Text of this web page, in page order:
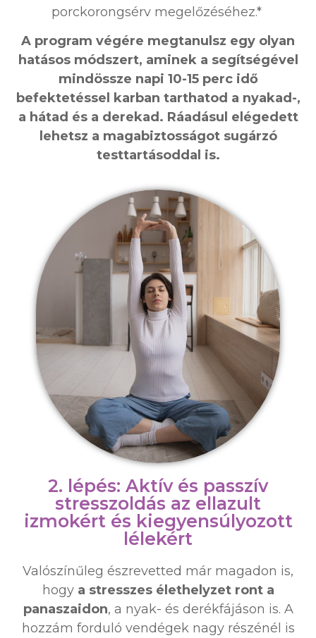
porckorongsérv megelőzéséhez.*
A program végére megtanulsz egy olyan
hatásos módszert, aminek a segítségével
mindössze napi 10-15 perc idő
befektetéssel karban tarthatod a nyakad-,
a hátad és a derekad. Ráadásul elégedett
lehetsz a magabiztosságot sugárzó
testtartásoddal is.
2. lépés: Aktív és passzív
stresszoldás az ellazult
izmokért és kiegyensúlyozott
lélekért
Valószínűleg észrevetted már magadon is,
hogy a stresszes élethelyzet ront a
panaszaidon, a nyak- és derékfájáson is. A
hozzám forduló vendégek nagy részénél is